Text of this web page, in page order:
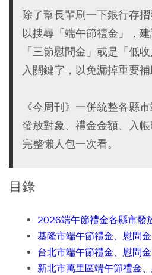
除了幫長輩刷一下銀行存
以搜尋「端午節禮金」，
「三節慰問金」或是「低
入關鍵字，以免漏掉重要補
《今周刊》一併統整各縣
發放對象、禮金金額、入帳
完整懶人包一次看。
目錄
2026端午節禮金各縣市發
基隆市端午節禮金、慰問金
台北市端午節禮金、慰問金
新北市萬里區端午節禮金